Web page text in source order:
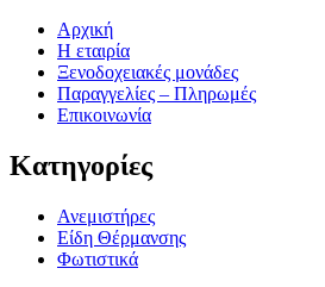
Αρχική
Η εταιρία
Ξενοδοχειακές μονάδες
Παραγγελίες – Πληρωμές
Επικοινωνία
Κατηγορίες
Ανεμιστήρες
Είδη Θέρμανσης
Φωτιστικά